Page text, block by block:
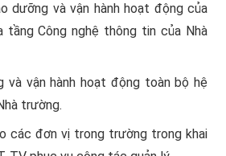
dưỡng và vận hành hoạt động của
tầng Công nghệ thông tin của Nhà
và vận hành hoạt động toàn bộ hệ
trường.
các đơn vị trong trường trong khai